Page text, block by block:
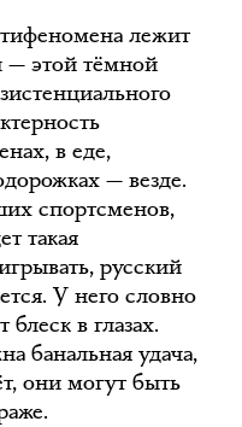
лежит
— этой тёмной
в еде,
— везде.
спортсменов,
такая
русский
У него словно
в глазах.
банальная удача,
они могут быть